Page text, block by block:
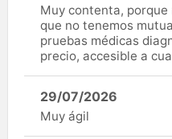
Muy contenta,
que no tenemos
pruebas médicas
precio, accesible a
29/07/2026
Muy ágil